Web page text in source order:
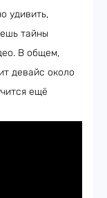
удивить,
тайны
В общем,
девайс около
ещё